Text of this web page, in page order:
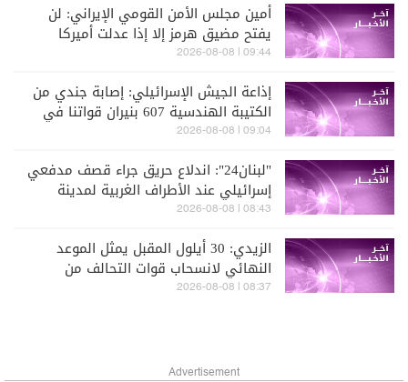
أمين مجلس الأمن القومي الإيراني: لن
يفتح مضيق هرمز إلا إذا عدلت أميركا
سلوكها
09:44 | 2026-08-08
إذاعة الجيش الإسرائيلي: إصابة جندي من
الكتيبة الهندسية 607 بنيران قواتنا في
بلدة الطيري جنوبي لبنان
09:04 | 2026-08-08
"لبنان24": اندلاع حريق جراء قصف مدفعي
إسرائيلي عند الأطراف الغربية لمدينة
ميس الجبل قرب مجمع الإمام الصدر
08:43 | 2026-08-08
الزيدي: 30 أيلول المقبل يمثل الموعد
النهائي لانسحاب قوات التحالف من
العراق
08:37 | 2026-08-08
Advertisement